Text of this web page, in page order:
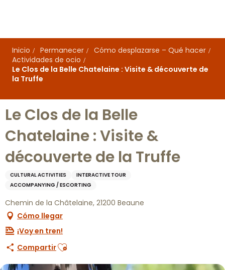
principal
Inicio
Permanecer
Cómo desplazarse – Qué hacer
Actividades de ocio
Le Clos de la Belle Chatelaine : Visite & découverte de
la Truffe
Le Clos de la Belle
Chatelaine : Visite &
découverte de la Truffe
CULTURAL ACTIVITIES
INTERACTIVE TOUR
ACCOMPANYING / ESCORTING
Chemin de la Châtelaine, 21200 Beaune
Cómo llegar
¡Voy en tren!
CompartirAjouter aux favoris